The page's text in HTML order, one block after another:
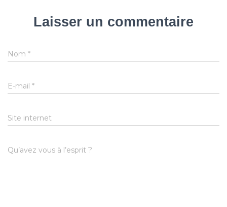
Laisser un commentaire
Nom *
E-mail *
Site internet
Qu’avez vous à l’esprit ?